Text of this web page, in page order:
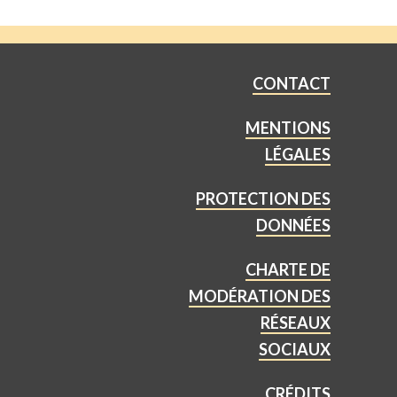
CONTACT
MENTIONS
LÉGALES
PROTECTION DES
DONNÉES
CHARTE DE
MODÉRATION DES
RÉSEAUX
SOCIAUX